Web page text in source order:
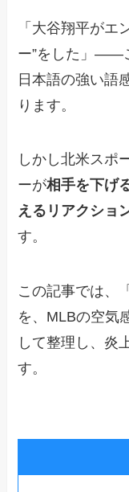
「大谷翔平がエ
ー”をした」――
日本語の強い語
ります。
しかし北米スポ
ーが相手を下げ
えるリアクショ
す。
この記事では、
を、MLBの空気
して整理し、炎
す。